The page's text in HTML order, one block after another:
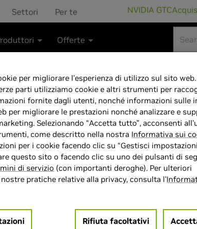
Settori Per te NVIDIA GTC
Offerte
Odyssey G5 -
> Display :
27 pollici"| 2560 x
per migliorare l'esperienza di utilizzo sul sito
parti utilizziamo cookie e altri strumenti per
fornite dagli utenti, nonché informazioni sulle
per migliorare le prestazioni nonché analizzare e
Selezionando “Accetta tutto”, acconsenti
come descritto nella nostra Informativa sui
per i cookie facendo clic su “Gestisci
questo sito o facendo clic su uno dei pulsanti di
di servizio (con importanti deroghe). Per ulteriori
pratiche relative alla privacy, consulta l'
Rifiuta facoltativi